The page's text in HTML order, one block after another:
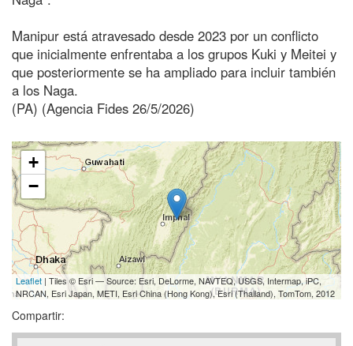
Manipur está atravesado desde 2023 por un conflicto
que inicialmente enfrentaba a los grupos Kuki y Meitei y
que posteriormente se ha ampliado para incluir también
a los Naga.
(PA) (Agencia Fides 26/5/2026)
+
−
Leaflet| Tiles © Esri — Source: Esri, DeLorme, NAVTEQ, USGS, Intermap, iPC,
NRCAN, Esri Japan, METI, Esri China (Hong Kong), Esri (Thailand), TomTom, 2012
Compartir: